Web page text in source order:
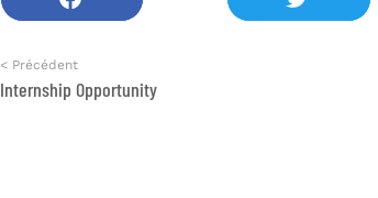
< Précédent
Internship Opportunity